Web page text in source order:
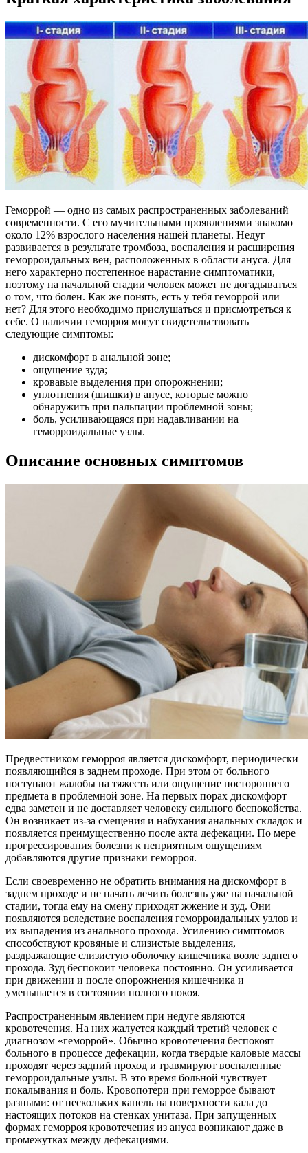
Геморрой — одно из самых распространенных заболеваний
современности. С его мучительными проявлениями знакомо
около 12% взрослого населения нашей планеты. Недуг
развивается в результате тромбоза, воспаления и расширения
геморроидальных вен, расположенных в области ануса. Для
него характерно постепенное нарастание симптоматики,
поэтому на начальной стадии человек может не догадываться
о том, что болен. Как же понять, есть у тебя геморрой или
нет? Для этого необходимо прислушаться и присмотреться к
себе. О наличии геморроя могут свидетельствовать
следующие симптомы:
дискомфорт в анальной зоне;
ощущение зуда;
кровавые выделения при опорожнении;
уплотнения (шишки) в анусе, которые можно
обнаружить при пальпации проблемной зоны;
боль, усиливающаяся при надавливании на
геморроидальные узлы.
Описание основных симптомов
Предвестником геморроя является дискомфорт, периодически
появляющийся в заднем проходе. При этом от больного
поступают жалобы на тяжесть или ощущение постороннего
предмета в проблемной зоне. На первых порах дискомфорт
едва заметен и не доставляет человеку сильного беспокойства.
Он возникает из-за смещения и набухания анальных складок и
появляется преимущественно после акта дефекации. По мере
прогрессирования болезни к неприятным ощущениям
добавляются другие признаки геморроя.
Если своевременно не обратить внимания на дискомфорт в
заднем проходе и не начать лечить болезнь уже на начальной
стадии, тогда ему на смену приходят жжение и зуд. Они
появляются вследствие воспаления геморроидальных узлов и
их выпадения из анального прохода. Усилению симптомов
способствуют кровяные и слизистые выделения,
раздражающие слизистую оболочку кишечника возле заднего
прохода. Зуд беспокоит человека постоянно. Он усиливается
при движении и после опорожнения кишечника и
уменьшается в состоянии полного покоя.
Распространенным явлением при недуге являются
кровотечения. На них жалуется каждый третий человек с
диагнозом «геморрой». Обычно кровотечения беспокоят
больного в процессе дефекации, когда твердые каловые массы
проходят через задний проход и травмируют воспаленные
геморроидальные узлы. В это время больной чувствует
покалывания и боль. Кровопотери при геморрое бывают
разными: от нескольких капель на поверхности кала до
настоящих потоков на стенках унитаза. При запущенных
формах геморроя кровотечения из ануса возникают даже в
промежутках между дефекациями.